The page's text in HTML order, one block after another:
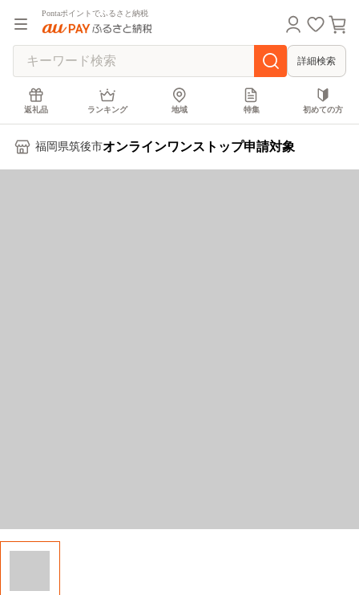
Pontaポイントでふるさと納税
詳細検索
返礼品 ランキング 地域 特集 初めての方
福岡県筑後市オンラインワンストップ申請対象